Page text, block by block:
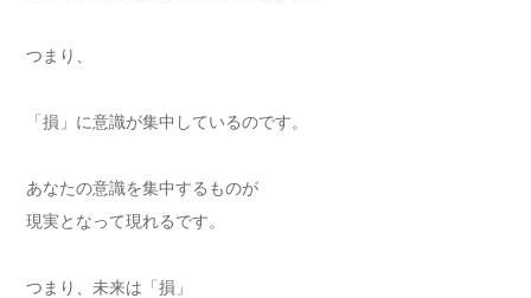
つまり、
「損」に意識が集中しているのです。
あなたの意識を集中するものが
現実となって現れるです。
つまり、未来は「損」